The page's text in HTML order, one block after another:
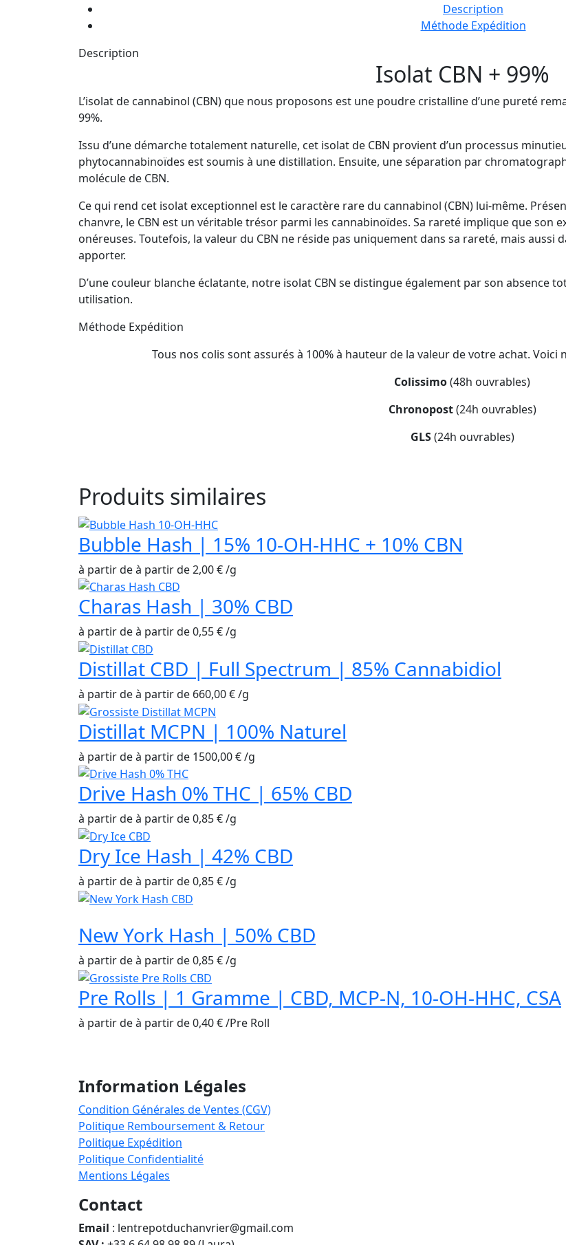
Description
Méthode Expédition
Description
Isolat CBN + 99%
L’isolat de cannabinol (CBN) que nous proposons est une poudre cristalline d’une pureté
99%.
Issu d’une démarche totalement naturelle, cet isolat de CBN provient d’un processus
phytocannabinoïdes est soumis à une distillation. Ensuite, une séparation par
molécule de CBN.
Ce qui rend cet isolat exceptionnel est le caractère rare du cannabinol (CBN) lui-même.
chanvre, le CBN est un véritable trésor parmi les cannabinoïdes. Sa rareté implique que
onéreuses. Toutefois, la valeur du CBN ne réside pas uniquement dans sa rareté, mais aussi
apporter.
D’une couleur blanche éclatante, notre isolat CBN se distingue également par son absence
utilisation.
Méthode Expédition
Tous nos colis sont assurés à 100% à hauteur de la valeur de votre achat.
Colissimo(48h ouvrables)
Chronopost(24h ouvrables)
GLS(24h ouvrables)
Produits similaires
Bubble Hash | 15% 10-OH-HHC + 10% CBN
à partir deà partir de2,00€/g
Charas Hash | 30% CBD
à partir deà partir de0,55€/g
Distillat CBD | Full Spectrum | 85% Cannabidiol
à partir deà partir de 660,00€/g
Distillat MCPN | 100% Naturel
à partir deà partir de 1500,00€/g
Drive Hash 0% THC | 65% CBD
à partir deà partir de0,85€/g
Dry Ice Hash | 42% CBD
à partir deà partir de0,85€/g
New York Hash | 50% CBD
à partir deà partir de0,85€/g
Pre Rolls | 1 Gramme | CBD, MCP-N, 10-OH-HHC, CSA
à partir deà partir de0,40€/Pre Roll
Information Légales
Condition Générales de Ventes (CGV)
Politique Remboursement & Retour
Politique Expédition
Politique Confidentialité
Mentions Légales
Contact
Email : lentrepotduchanvrier@gmail.com